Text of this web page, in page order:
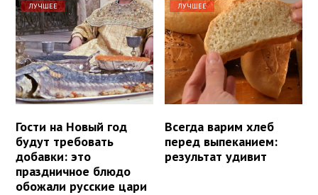
ЛУЧШЕЕ
Гости на Новый год
будут требовать
добавки: это
праздничное блюдо
обожали русские цари
ЛУЧШЕЕ
Всегда варим хлеб
перед выпеканием:
результат удивит